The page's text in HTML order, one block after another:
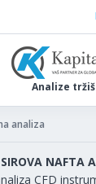
Analize
analiza
SIROVA NAFTA
CFD